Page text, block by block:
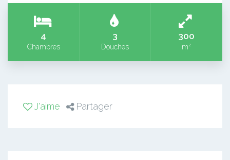
4
Chambres
3
Douches
300
m²
J'aime Partager